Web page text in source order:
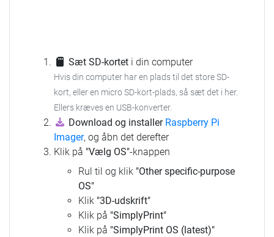
Sæt SD-kortet i din computer
Hvis din computer har en plads til det store SD-
kort, eller en micro SD-kort-plads, så sæt det i her.
Ellers kræves en USB-konverter.
Download og installer Raspberry Pi
Imager, og åbn det derefter
Klik på "Vælg OS"-knappen
Rul til og klik "Other specific-purpose
OS"
Klik "3D-udskrift"
Klik på "SimplyPrint"
Klik på "SimplyPrint OS (latest)"